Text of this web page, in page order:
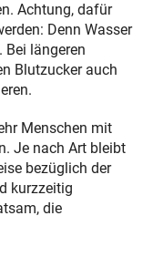
Achtung, dafür
Denn Wasser
Bei längeren
Blutzucker auch
Menschen mit
Je nach Art bleibt
bezüglich der
kurzzeitig
die